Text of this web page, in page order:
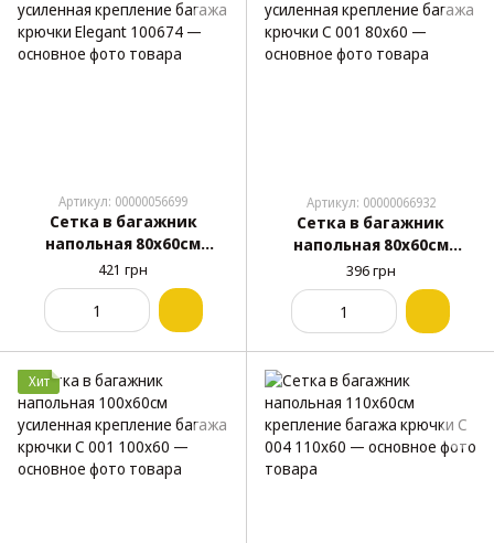
Артикул: 00000056699
Сетка в багажник
напольная 80х60см
усиленная крепление
багажа крючки Elegant
100674
421 грн
Артикул: 00000066932
Сетка в багажник
напольная 80х60см
усиленная крепление
багажа крючки С 001
396 грн
Хит